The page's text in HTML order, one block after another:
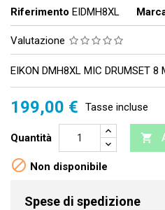
Riferimento EIDMH8XL
Valutazione
EIKON DMH8XL MIC DRUMSET 8
199,00 € Tasse incluse
Quantità 
 Non disponibile
Spese di spedizione